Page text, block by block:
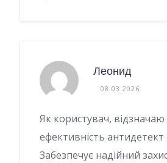
Леонид
08.03.2026
Як користувач, відзначаю
ефективність антидетект
Забезпечує надійний